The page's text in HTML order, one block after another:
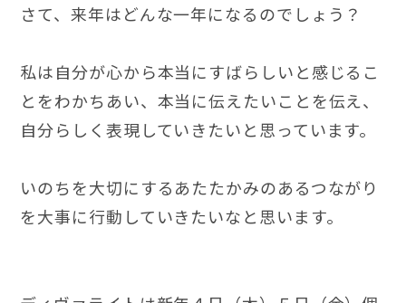
さて、来年はどんな一年になるのでしょう？
私は自分が心から本当にすばらしいと感じるこ
とをわかちあい、本当に伝えたいことを伝え、
自分らしく表現していきたいと思っています。
いのちを大切にするあたたかみのあるつながり
を大事に行動していきたいなと思います。